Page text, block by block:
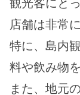
観光客にとっ
店舗は非常
特に、島内
料や飲み物
また、地元